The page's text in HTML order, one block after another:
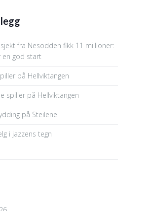
fra Nesodden fikk 11 millioner:
en god start
på Hellviktangen
spiller på Hellviktangen
på Steilene
i jazzens tegn